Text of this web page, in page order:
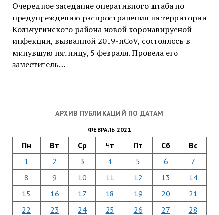
АРХИВ ПУБЛИКАЦИЙ ПО ДАТАМ
ФЕВРАЛЬ 2021
Пн Вт Ср Чт Пт Сб Вс
1 2 3 4 5 6
7
8
9 10 11 12 13
14
15
16 17 18 19 20
21
22
23 24 25 26 27 28
Очередное заседание оперативного штаба по
предупреждению распространения на территории
Кольчугинского района новой коронавирусной
инфекции, вызванной 2019-nCoV, состоялось в
минувшую пятницу, 5 февраля. Провела его
заместитель…